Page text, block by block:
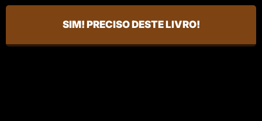
SIM! PRECISO DESTE LIVRO!